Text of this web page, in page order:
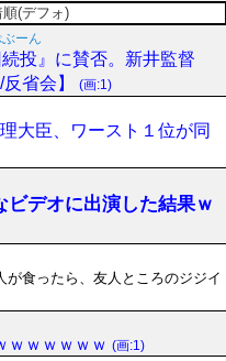
(デフォ)
ーん
投』に賛否。新井監督
省会】
(画:1)
大臣、ワースト１位が同
ビデオに出演した結果ｗ
食ったら、友人ところのジジイ
ｗｗｗｗｗｗ (画:1)